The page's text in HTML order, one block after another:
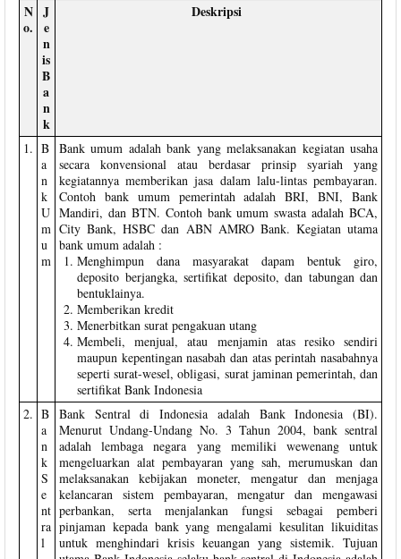
N
o.
J
e
n
is
B
a
n
k
Deskripsi
1. B
a
n
k
U
m
u
m
Bank umum adalah bank yang melaksanakan kegiatan usaha
secara konvensional atau berdasar prinsip syariah yang
kegiatannya memberikan jasa dalam lalu-lintas pembayaran.
Contoh bank umum pemerintah adalah BRI, BNI, Bank
Mandiri, dan BTN. Contoh bank umum swasta adalah BCA,
City Bank, HSBC dan ABN AMRO Bank. Kegiatan utama
bank umum adalah :
Menghimpun dana masyarakat dapam bentuk giro,
deposito berjangka, sertifikat deposito, dan tabungan dan
bentuklainya.
Memberikan kredit
Menerbitkan surat pengakuan utang
Membeli, menjual, atau menjamin atas resiko sendiri
maupun kepentingan nasabah dan atas perintah nasabahnya
seperti surat-wesel, obligasi, surat jaminan pemerintah, dan
sertifikat Bank Indonesia
2. B
a
n
k
S
e
nt
ra
l
Bank Sentral di Indonesia adalah Bank Indonesia (BI).
Menurut Undang-Undang No. 3 Tahun 2004, bank sentral
adalah lembaga negara yang memiliki wewenang untuk
mengeluarkan alat pembayaran yang sah, merumuskan dan
melaksanakan kebijakan moneter, mengatur dan menjaga
kelancaran sistem pembayaran, mengatur dan mengawasi
perbankan, serta menjalankan fungsi sebagai pemberi
pinjaman kepada bank yang mengalami kesulitan likuiditas
untuk menghindari krisis keuangan yang sistemik. Tujuan